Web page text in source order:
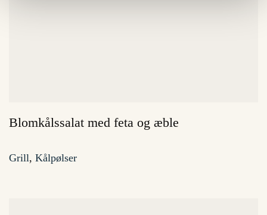
Blomkålssalat med feta og æble
Grill, Kålpølser